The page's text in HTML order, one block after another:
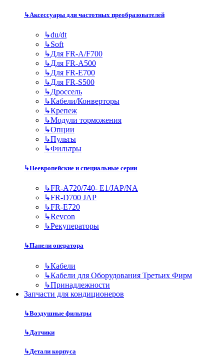
↳Аксессуары для частотных преобразователей
↳du/dt
↳Soft
↳Для FR-A/F700
↳Для FR-A500
↳Для FR-E700
↳Для FR-S500
↳Дроссель
↳Кабели/Конверторы
↳Крепеж
↳Модули торможения
↳Опции
↳Пульты
↳Фильтры
↳Неевропейские и специальные серии
↳FR-A720/740- E1/JAP/NA
↳FR-D700 JAP
↳FR-E720
↳Revcon
↳Рекуператоры
↳Панели оператора
↳Кабели
↳Кабели для Оборудования Третьих Фирм
↳Принадлежности
Запчасти для кондиционеров
↳Воздушные фильтры
↳Датчики
↳Детали корпуса